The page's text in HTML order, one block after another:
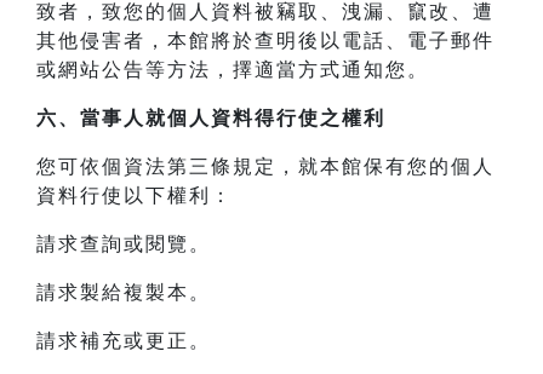
致者，致您的個人資料被竊取、洩漏、竄改、遭
其他侵害者，本館將於查明後以電話、電子郵件
或網站公告等方法，擇適當方式通知您。
六、當事人就個人資料得行使之權利
您可依個資法第三條規定，就本館保有您的個人
資料行使以下權利：
請求查詢或閱覽。
請求製給複製本。
請求補充或更正。